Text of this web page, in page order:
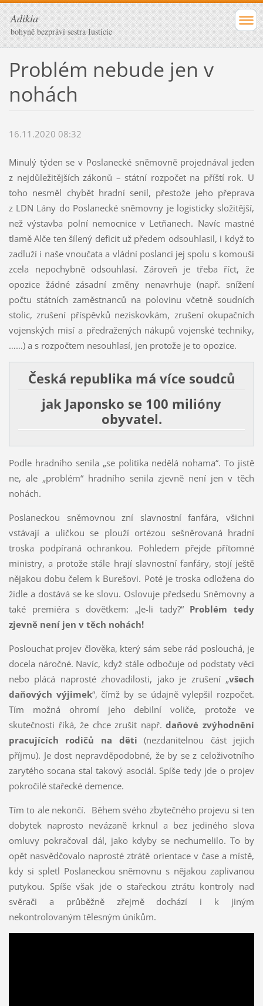
Adikia
bohyně bezpráví sestra Iusticie
Problém nebude jen v
nohách
16.11.2020 08:32
Minulý týden se v Poslanecké sněmovně projednával jeden
z nejdůležitějších zákonů – státní rozpočet na příští rok. U
toho nesměl chybět hradní senil, přestože jeho přeprava
z LDN Lány do Poslanecké sněmovny je logisticky složitější,
než výstavba polní nemocnice v Letňanech. Navíc mastné
tlamě Alče ten šílený deficit už předem odsouhlasil, i když to
zadluží i naše vnoučata a vládní poslanci jej spolu s komouši
zcela nepochybně odsouhlasí. Zároveň je třeba říct, že
opozice žádné zásadní změny nenavrhuje (např. snížení
počtu státních zaměstnanců na polovinu včetně soudních
stolic, zrušení příspěvků neziskovkám, zrušení okupačních
vojenských misí a předražených nákupů vojenské techniky,
……) a s rozpočtem nesouhlasí, jen protože je to opozice.
Česká republika má více soudců
jak Japonsko se 100 milióny
obyvatel.
Podle hradního senila „se politika nedělá nohama“. To jistě
ne, ale „problém“ hradního senila zjevně není jen v těch
nohách.
Poslaneckou sněmovnou zní slavnostní fanfára, všichni
vstávají a uličkou se plouží ortézou sešněrovaná hradní
troska podpíraná ochrankou. Pohledem přejde přítomné
ministry, a protože stále hrají slavnostní fanfáry, stojí ještě
nějakou dobu čelem k Burešovi. Poté je troska odložena do
židle a dostává se ke slovu. Oslovuje předsedu Sněmovny a
také premiéra s dovětkem: „Je-li tady?“ Problém tedy
zjevně není jen v těch nohách!
Poslouchat projev člověka, který sám sebe rád poslouchá, je
docela náročné. Navíc, když stále odbočuje od podstaty věci
nebo plácá naprosté zhovadilosti, jako je zrušení „všech
daňových výjimek“, čímž by se údajně vylepšil rozpočet.
Tím možná ohromí jeho debilní voliče, protože ve
skutečnosti říká, že chce zrušit např.daňové zvýhodnění
pracujících rodičů na děti (nezdanitelnou část jejich
příjmu). Je dost nepravděpodobné, že by se z celoživotního
zarytého socana stal takový asociál. Spíše tedy jde o projev
pokročilé stařecké demence.
Tím to ale nekončí. Během svého zbytečného projevu si ten
dobytek naprosto nevázaně krknul a bez jediného slova
omluvy pokračoval dál, jako kdyby se nechumelilo. To by
opět nasvědčovalo naprosté ztrátě orientace v čase a místě,
kdy si spletl Poslaneckou sněmovnu s nějakou zaplivanou
putykou. Spíše však jde o stařeckou ztrátu kontroly nad
svěrači a průběžně zřejmě dochází i k jiným
nekontrolovaným tělesným únikům.